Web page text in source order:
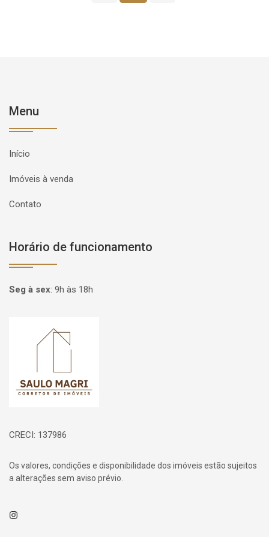
Menu
Início
Imóveis à venda
Contato
Horário de funcionamento
Seg à sex: 9h às 18h
Página inicial
CRECI: 137986
Os valores, condições e disponibilidade dos imóveis estão sujeitos
a alterações sem aviso prévio.
Instagram